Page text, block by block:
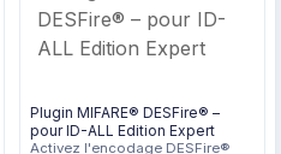
Plugin MIFARE® DESFire® –
pour ID-ALL Edition Expert
Activez l'encodage DESFire®